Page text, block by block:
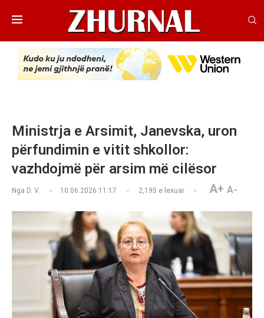
Ministrja e Arsimit, Janevska, uron
përfundimin e vitit shkollor:
vazhdojmë për arsim më cilësor
Nga D. V. 10.06.2026 11:17 2,195 e lexuar A+ A-